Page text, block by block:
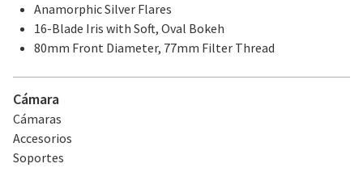
Anamorphic Silver Flares
16-Blade Iris with Soft, Oval Bokeh
80mm Front Diameter, 77mm Filter Thread
Cámara
Cámaras
Accesorios
Soportes